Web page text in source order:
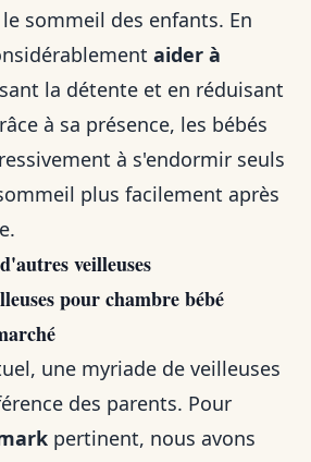
sommeil des enfants. En
aider à
la détente et en réduisant
à sa présence, les bébés
à s'endormir seuls
plus facilement après
veilleuses
pour chambre bébé
une myriade de veilleuses
des parents. Pour
pertinent, nous avons